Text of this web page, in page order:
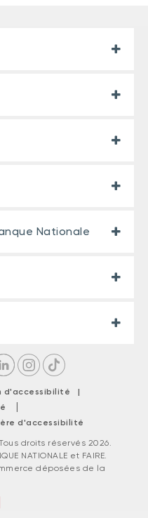
Nationale
d'accessibilité |
|
d'accessibilité
Tous droits réservés 2026.
NATIONALE et FAIRE.
déposées de la